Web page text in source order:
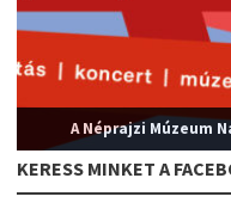
A Néprajzi Múzeum
KERESS MINKET A